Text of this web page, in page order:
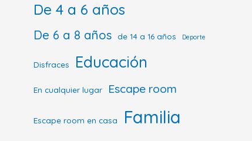
De 4 a 6 años
De 6 a 8 años de 14 a 16 años Deporte
Disfraces Educación
En cualquier lugar Escape room
Escape room en casa Familia